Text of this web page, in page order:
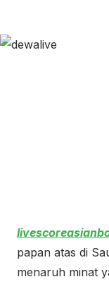
papan atas di
menaruh minat